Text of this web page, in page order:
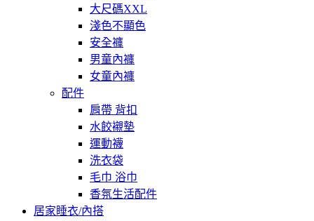
大尺碼XXL
淺色不顯色
安全褲
男童內褲
女童內褲
配件
肩帶 背扣
水餃襯墊
運動襪
洗衣袋
毛巾 浴巾
香氛生活配件
居家睡衣/內搭